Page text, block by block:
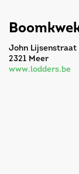
John Lijsenstraat
2321 Meer
www.lodders.be